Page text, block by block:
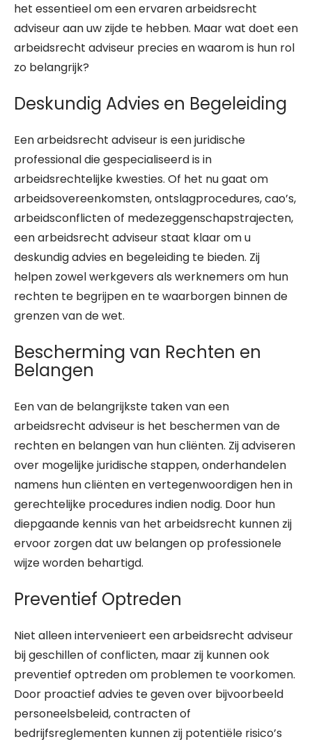
het essentieel om een ervaren arbeidsrecht
adviseur aan uw zijde te hebben. Maar wat doet een
arbeidsrecht adviseur precies en waarom is hun rol
zo belangrijk?
Deskundig Advies en Begeleiding
Een arbeidsrecht adviseur is een juridische
professional die gespecialiseerd is in
arbeidsrechtelijke kwesties. Of het nu gaat om
arbeidsovereenkomsten, ontslagprocedures, cao’s,
arbeidsconflicten of medezeggenschapstrajecten,
een arbeidsrecht adviseur staat klaar om u
deskundig advies en begeleiding te bieden. Zij
helpen zowel werkgevers als werknemers om hun
rechten te begrijpen en te waarborgen binnen de
grenzen van de wet.
Bescherming van Rechten en
Belangen
Een van de belangrijkste taken van een
arbeidsrecht adviseur is het beschermen van de
rechten en belangen van hun cliënten. Zij adviseren
over mogelijke juridische stappen, onderhandelen
namens hun cliënten en vertegenwoordigen hen in
gerechtelijke procedures indien nodig. Door hun
diepgaande kennis van het arbeidsrecht kunnen zij
ervoor zorgen dat uw belangen op professionele
wijze worden behartigd.
Preventief Optreden
Niet alleen intervenieert een arbeidsrecht adviseur
bij geschillen of conflicten, maar zij kunnen ook
preventief optreden om problemen te voorkomen.
Door proactief advies te geven over bijvoorbeeld
personeelsbeleid, contracten of
bedrijfsreglementen kunnen zij potentiële risico’s